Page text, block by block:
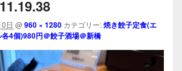
ビ
ー
日 @960 × 1280 カテゴリー:焼き餃子定食(エ
4個)980円＠餃子酒場＠新橋